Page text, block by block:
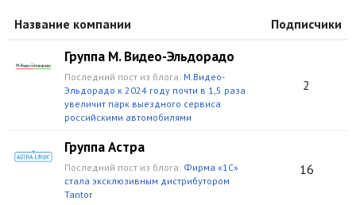
Название компании Подписчики
Группа М. Видео-Эльдорадо
Последний пост из блога: М.Видео-
Эльдорадо к 2024 году почти в 1,5 раза
увеличит парк выездного сервиса
российскими автомобилями
2
Группа Астра
Последний пост из блога: Фирма «1С»
стала эксклюзивным дистрибутором
Tantor
16